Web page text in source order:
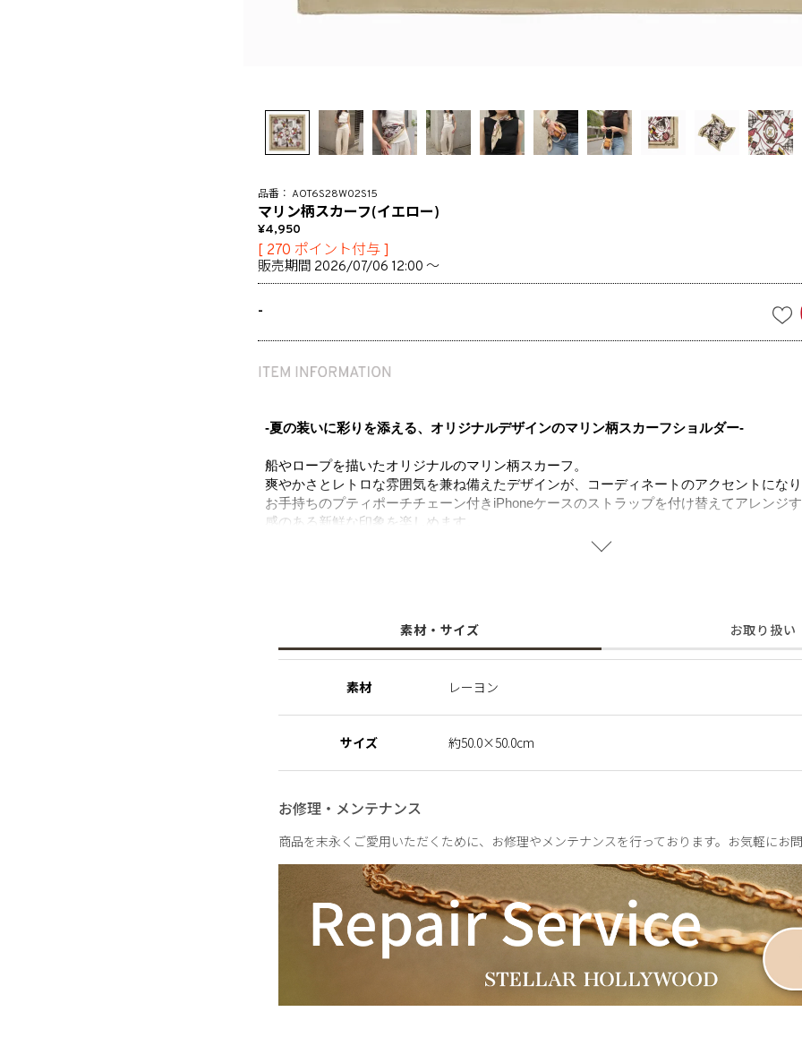
AOT6S28W02S15
マリン柄スカーフ(イエロー)
4,950
[ 270 ポイント付与 ]
販売期間 2026/07/06 12:00 〜
-
-夏の装いに彩りを添える、オリジナルデザインのマリン柄スカーフショルダー-
船やロープを描いたオリジナルのマリン柄スカーフ。
爽やかさとレトロな雰囲気を兼ね備えたデザインが、コーディネートのアクセントにな
お手持ちのプティポーチチェーン付きiPhoneケースのストラップを付け替えてアレンジ
感のある新鮮な印象を楽しめます。
首元に巻いたり、バッグやポーチに結んだりとアレンジも自在。カラーごとに異なる表
しわが気になる場合は、あて布をして低温〜中温でやさしくアイロンをかけてください
い摩擦、水濡れの状態での取り扱いはお避けください。
素材・サイズ お取り扱い
素材 レーヨン
サイズ 約50.0×50.0cm
お修理・メンテナンス
商品を末永くご愛用いただくために、お修理やメンテナンスを行っております。お気軽にお